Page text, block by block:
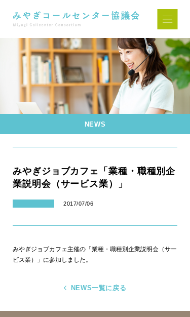
NEWS
みやぎジョブカフェ「業種・職種別企
業説明会（サービス業）」
2017/07/06
みやぎジョブカフェ主催の「業種・職種別企業説明会（サー
ビス業）」に参加しました。
NEWS一覧に戻る